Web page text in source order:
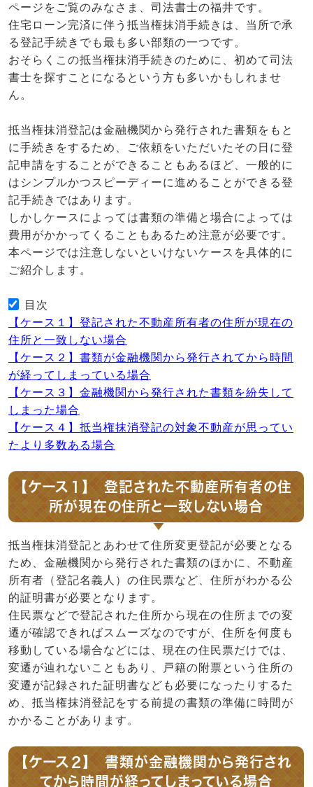
ページをご覧のみなさま、司法書士の福井です。
住宅ローン完済に伴う抵当権抹消手続きは、当所で承
る登記手続きでも最も多い部類の一つです。
おそらくこの抵当権抹消手続きのために、初めて司法
書士を探すことになるという方も多いかもしれませ
ん。
抵当権抹消登記は金融機関から発行された書類をもと
に手続きをするため、ご依頼をいただいたその日に登
記申請をすることができることもあるほど、一般的に
はシンプルかつスピーディーに進めることができる登
記手続きではあります。
しかしケースによっては書類の準備と場合によっては
費用がかかってくることもあるため注意が必要です。
本ページでは注意しないといけないケースを具体的に
ご紹介します。
目次
【ケース１】登記された不動産所有者の住所が現在の
住所と一致しない場合
【ケース２】書類が金融機関から発行されてから時間
が経ってしまっている場合
【ケース３】金融機関から発行された書類を紛失して
しまった場合
【ケース４】抵当権抹消登記の対象不動産が思ってい
たより多数ある場合
【ケース１】 登記された不動産所有者の住
所が現在の住所と一致しない場合
抵当権抹消登記とあわせて住所変更登記が必要となる
ため、金融機関から発行された書類のほかに、不動産
所有者（登記名義人）の住民票など、住所がわかる公
的証明書が必要となります。
住民票などで登記された住所から現在の住所までの変
遷が確認できればスムーズなのですが、住所を何度も
移動している場合などには、現在の住民票だけでは、
変遷が辿れないこともあり、戸籍の附票という住所の
変遷が記録された証明書なども必要になったりするた
め、抵当権抹消登記をする前提の書類の準備に時間が
かかることがあります。
【ケース２】 書類が金融機関から発行され
てから時間が経ってしまっている場合